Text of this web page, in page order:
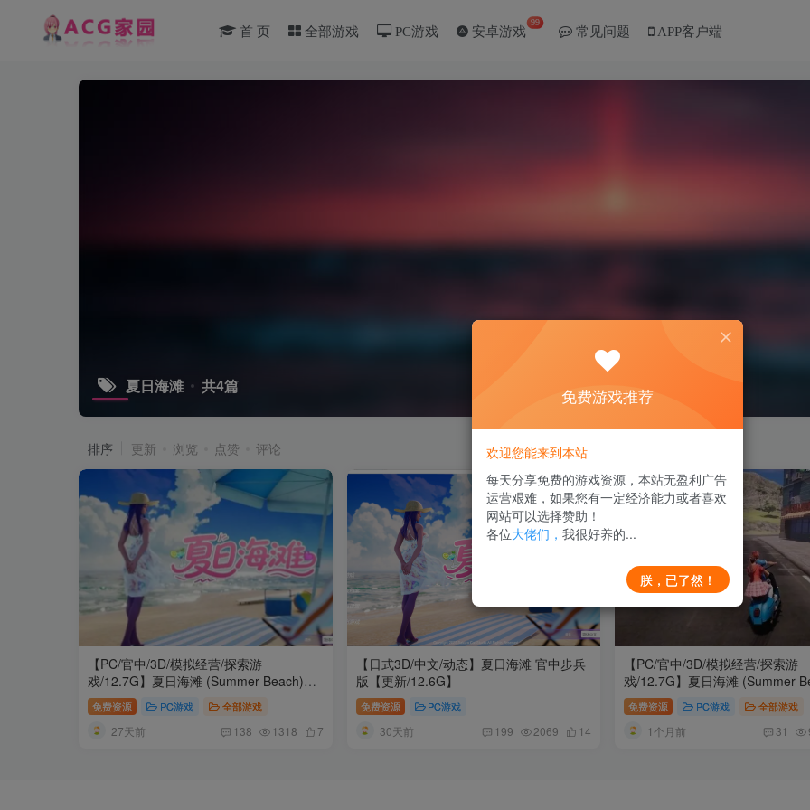
首 页 全部游戏 PC游戏 安卓游戏
99
常见问题 APP客户端
夏日海滩 共4篇
排序 更新 浏览 点赞 评论
【PC/官中/3D/模拟经营/探索游
戏/12.7G】夏日海滩 (Summer Beach)
Ver1.09 Steam官中步兵版+3D模拟经营探
索游戏+12.7G
免费资源 PC游戏 全部游戏
27天前 138 1318 7
【日式3D/中文/动态】夏日海滩 官中步兵
版【更新/12.6G】
免费资源 PC游戏
30天前 199 2069 14
【PC/官中/3D/模拟经营/探索游
戏/12.7G】夏日海滩 (Summer
Ver1.05 Steam官中步兵版+3D
索游戏+12.7G
免费资源 PC游戏 全部游戏
1个月前 31
免费游戏推荐
欢迎您能来到本站
每天分享免费的游戏资源，本站无盈利广告
运营艰难，如果您有一定经济能力或者喜欢
网站可以选择赞助！
各位大佬们， 我很好养的...
朕，已了然！